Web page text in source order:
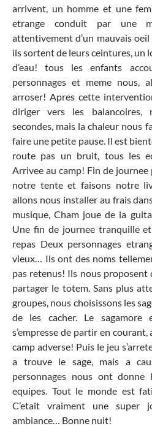
arrivent, un homme et une
etrange conduit par une
attentivement d’un mauvais
ils sortent de leurs ceintures, un
d’eau! tous les enfants
personnages et meme nous,
arroser! Apres cette
diriger vers les balancoires,
secondes, mais la chaleur nous
faire une petite pause. Il est
route pas un bruit, tous les
Arrivee au camp! Fin de
notre tente et faisons notre
allons nous installer au frais
musique, Cham joue de la
Une fin de journee tranquille
repas Deux personnages
vieux… Ils ont des noms
pas retenus! Ils nous proposent
partager le totem. Sans plus
groupes, nous choisissons les
de les cacher. Le sagamore
s’empresse de partir en
camp adverse! Puis le jeu
a trouve le sage, mais a
personnages nous ont
equipes. Tout le monde est
C’etait vraiment une super
ambiance… Bonne nuit!